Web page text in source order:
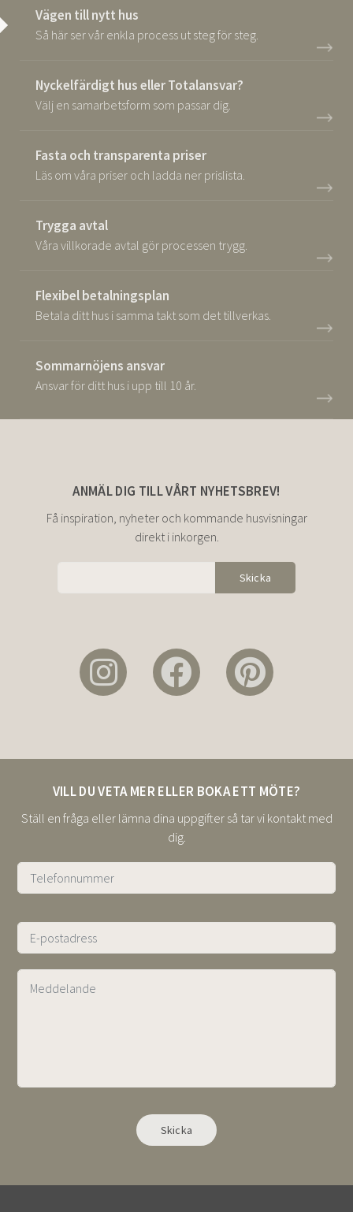
Vägen till nytt hus
Så här ser vår enkla process ut steg för steg.
Nyckelfärdigt hus eller Totalansvar?
Välj en samarbetsform som passar dig.
Fasta och transparenta priser
Läs om våra priser och ladda ner prislista.
Trygga avtal
Våra villkorade avtal gör processen trygg.
Flexibel betalningsplan
Betala ditt hus i samma takt som det tillverkas.
Sommarnöjens ansvar
Ansvar för ditt hus i upp till 10 år.
VILL DU VETA MER ELLER BOKA ETT MÖTE?
Ställ en fråga eller lämna dina uppgifter så tar vi kontakt med
dig.
ANMÄL DIG TILL VÅRT NYHETSBREV!
Få inspiration, nyheter och kommande husvisningar
direkt i inkorgen.